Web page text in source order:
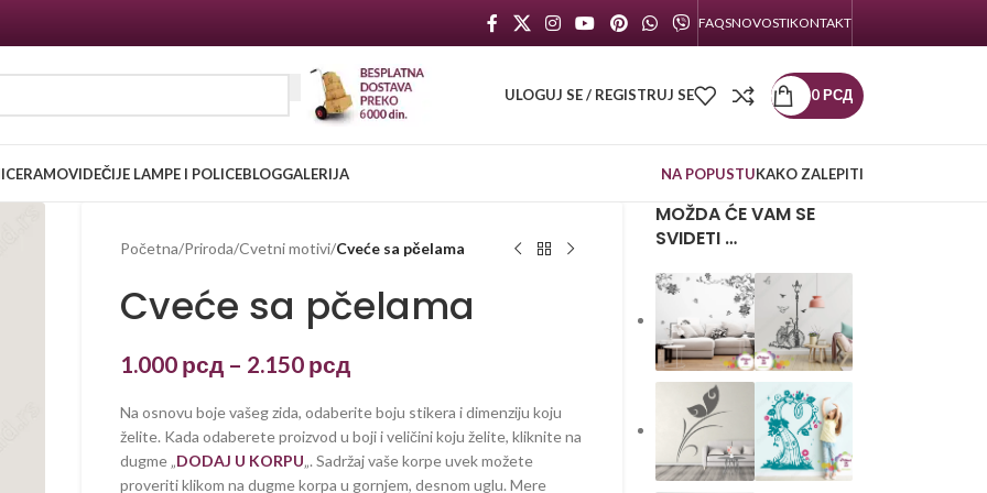
FAQSNOVOSTIKONTAKT
ULOGUJ SE / REGISTRUJ SE 0РСД
RAMOVIDEČIJE LAMPE I POLICEBLOGGALERIJA NA POPUSTUKAKO ZALEPITI
Početna/Priroda/Cvetni motivi/Cveće sa pčelama
Cveće sa pčelama
1.000 рсд – 2.150 рсд
Na osnovu boje vašeg zida, odaberite boju stikera i dimenziju koju
želite. Kada odaberete proizvod u boji i veličini koju želite, kliknite na
dugme „DODAJ U KORPU„. Sadržaj vaše korpe uvek možete
proveriti klikom na dugme korpa u gornjem, desnom uglu. Mere
MOŽDA ĆE VAM SE
SVIDETI …